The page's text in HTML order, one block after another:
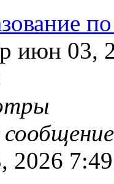
июн 03,
2026